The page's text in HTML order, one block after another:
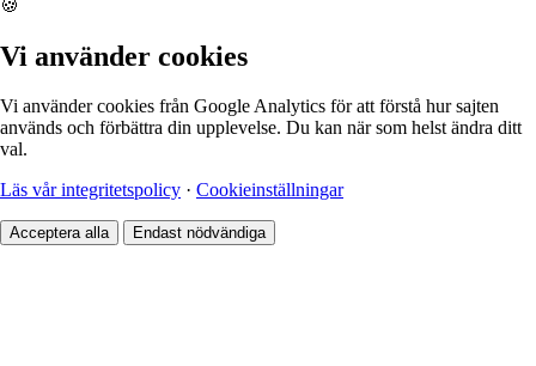
🍪
Vi använder cookies
Vi använder cookies från Google Analytics för att förstå hur sajten
används och förbättra din upplevelse. Du kan när som helst ändra ditt
val.
Läs vår integritetspolicy · Cookieinställningar
Acceptera alla Endast nödvändiga